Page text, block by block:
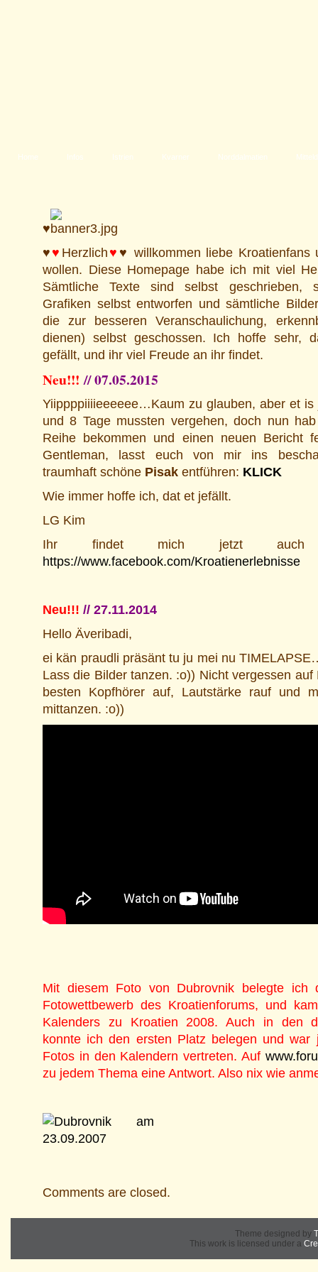
Home Infos Istrien Kvarner Norddalmatien
♥
♥ ♥ Herzlich ♥ ♥ willkommen liebe Kroatienfans
wollen. Diese Homepage habe ich mit viel
Sämtliche Texte sind selbst geschrieben,
Grafiken selbst entworfen und sämtliche
die zur besseren Veranschaulichung,
dienen) selbst geschossen. Ich hoffe sehr,
gefällt, und ihr viel Freude an ihr findet.
Neu!!! // 07.05.2015
Yiippppiiiieeeeee…Kaum zu glauben, aber et
und 8 Tage mussten vergehen, doch nun
Reihe bekommen und einen neuen Bericht
Gentleman, lasst euch von mir ins
traumhaft schöne Pisak entführen: KLICK
Wie immer hoffe ich, dat et jefällt.
LG Kim
Ihr findet mich jetzt auch
https://www.facebook.com/Kroatienerlebnisse
Neu!!! // 27.11.2014
Hello Äveribadi,
ei kän praudli präsänt tu ju mei nu
Lass die Bilder tanzen. :o)) Nicht vergessen
besten Kopfhörer auf, Lautstärke rauf und
mittanzen. :o))
Mit diesem Foto von Dubrovnik belegte ich
Fotowettbewerb des Kroatienforums, und
Kalenders zu Kroatien 2008. Auch in den
konnte ich den ersten Platz belegen und war
Fotos in den Kalendern vertreten. Auf
zu jedem Thema eine Antwort. Also nix wie
Comments are closed.
Theme designed by
This work is licensed under a